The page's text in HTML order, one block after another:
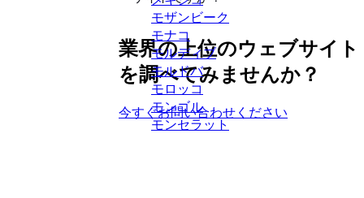
モザンビーク
モナコ
モルディブ
モルドバ
モロッコ
モンゴル
モンセラット
業界の上位のウェブサイト
を調べてみませんか？
今すぐお問い合わせください